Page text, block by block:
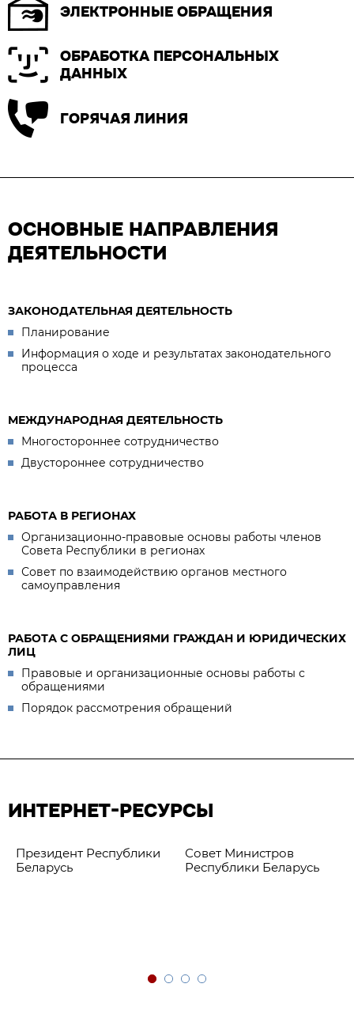
ЭЛЕКТРОННЫЕ ОБРАЩЕНИЯ
ОБРАБОТКА ПЕРСОНАЛЬНЫХ
ДАННЫХ
ГОРЯЧАЯ ЛИНИЯ
ОСНОВНЫЕ НАПРАВЛЕНИЯ
ДЕЯТЕЛЬНОСТИ
ЗАКОНОДАТЕЛЬНАЯ ДЕЯТЕЛЬНОСТЬ
Планирование
Информация о ходе и результатах законодательного
процесса
МЕЖДУНАРОДНАЯ ДЕЯТЕЛЬНОСТЬ
Многостороннее сотрудничество
Двустороннее сотрудничество
РАБОТА В РЕГИОНАХ
Организационно-правовые основы работы членов
Совета Республики в регионах
Совет по взаимодействию органов местного
самоуправления
РАБОТА С ОБРАЩЕНИЯМИ ГРАЖДАН И ЮРИДИЧЕСКИХ
ЛИЦ
Правовые и организационные основы работы с
обращениями
Порядок рассмотрения обращений
ИНТЕРНЕТ-РЕСУРСЫ
Президент Республики
Беларусь
Совет Министров
Республики Беларусь